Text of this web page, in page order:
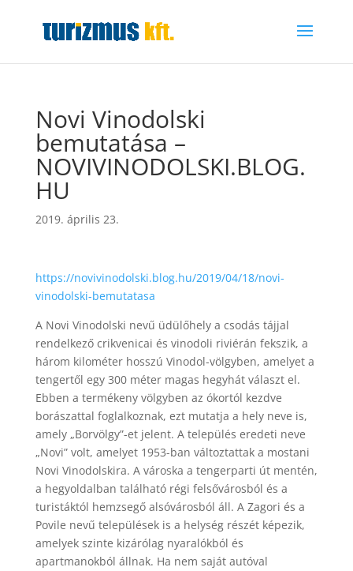
Novi Vinodolski
bemutatása –
NOVIVINODOLSKI.BLOG.
HU
2019. április 23.
https://novivinodolski.blog.hu/2019/04/18/novi-
vinodolski-bemutatasa
A Novi Vinodolski nevű üdülőhely a csodás tájjal
rendelkező crikvenicai és vinodoli riviérán fekszik, a
három kilométer hosszú Vinodol-völgyben, amelyet a
tengertől egy 300 méter magas hegyhát választ el.
Ebben a termékeny völgyben az ókortól kezdve
borászattal foglalkoznak, ezt mutatja a hely neve is,
amely „Borvölgy”-et jelent. A település eredeti neve
„Novi” volt, amelyet 1953-ban változtattak a mostani
Novi Vinodolskira. A városka a tengerparti út mentén,
a hegyoldalban található régi felsővárosból és a
turistáktól hemzsegő alsóvárosból áll. A Zagori és a
Povile nevű települések is a helység részét képezik,
amelyek szinte kizárólag nyaralókból és
apartmanokból állnak. Ha nem saját autóval